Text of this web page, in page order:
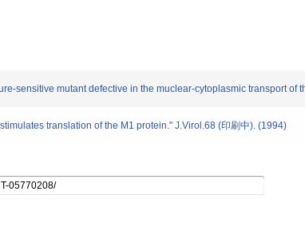
sensitive mutant defective in the muclear-cytoplasmic transport
translation of the M1 protein." J.Virol.68 (印刷中). (1994)